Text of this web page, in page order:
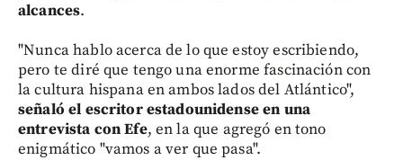
alcances.
"Nunca hablo acerca de lo que estoy escribiendo,
pero te diré que tengo una enorme fascinación con
la cultura hispana en ambos lados del Atlántico",
señaló el escritor estadounidense en una
entrevista con Efe, en la que agregó en tono
enigmático "vamos a ver que pasa".